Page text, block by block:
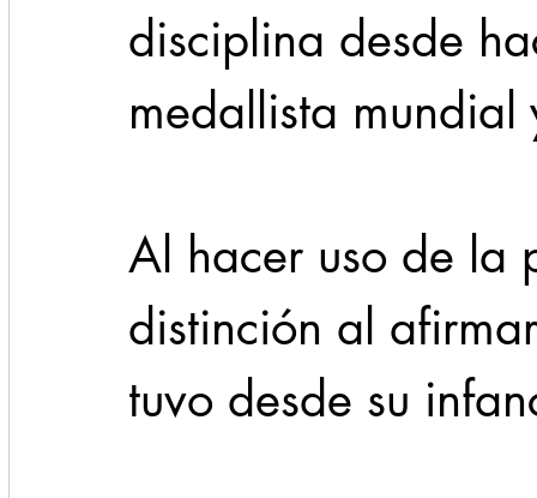
disciplina desde
medallista
Al hacer uso de
distinción al
tuvo desde su